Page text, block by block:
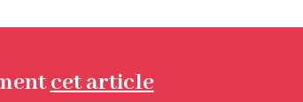
cet article